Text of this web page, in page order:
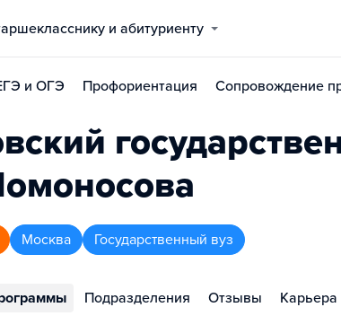
и абитуриенту
и ОГЭ Профориентация Сопровождение
Москва Государственный вуз
Подразделения Отзывы Карьера